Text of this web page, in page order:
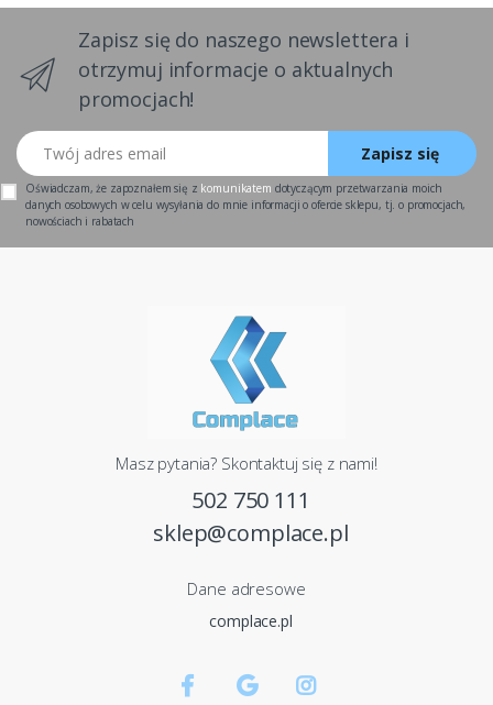
Zapisz się do naszego newslettera i
otrzymuj informacje o aktualnych
promocjach!
Twój adres email
Zapisz się
Oświadczam, że zapoznałem się z komunikatem dotyczącym przetwarzania moich
danych osobowych w celu wysyłania do mnie informacji o ofercie sklepu, tj. o promocjach,
nowościach i rabatach
Masz pytania? Skontaktuj się z nami!
502 750 111
sklep@complace.pl
Dane adresowe
complace.pl